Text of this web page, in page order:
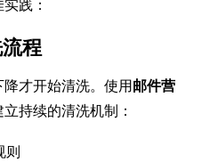
践：
程
才开始清洗。使用 邮件营
持续的清洗机制：
则